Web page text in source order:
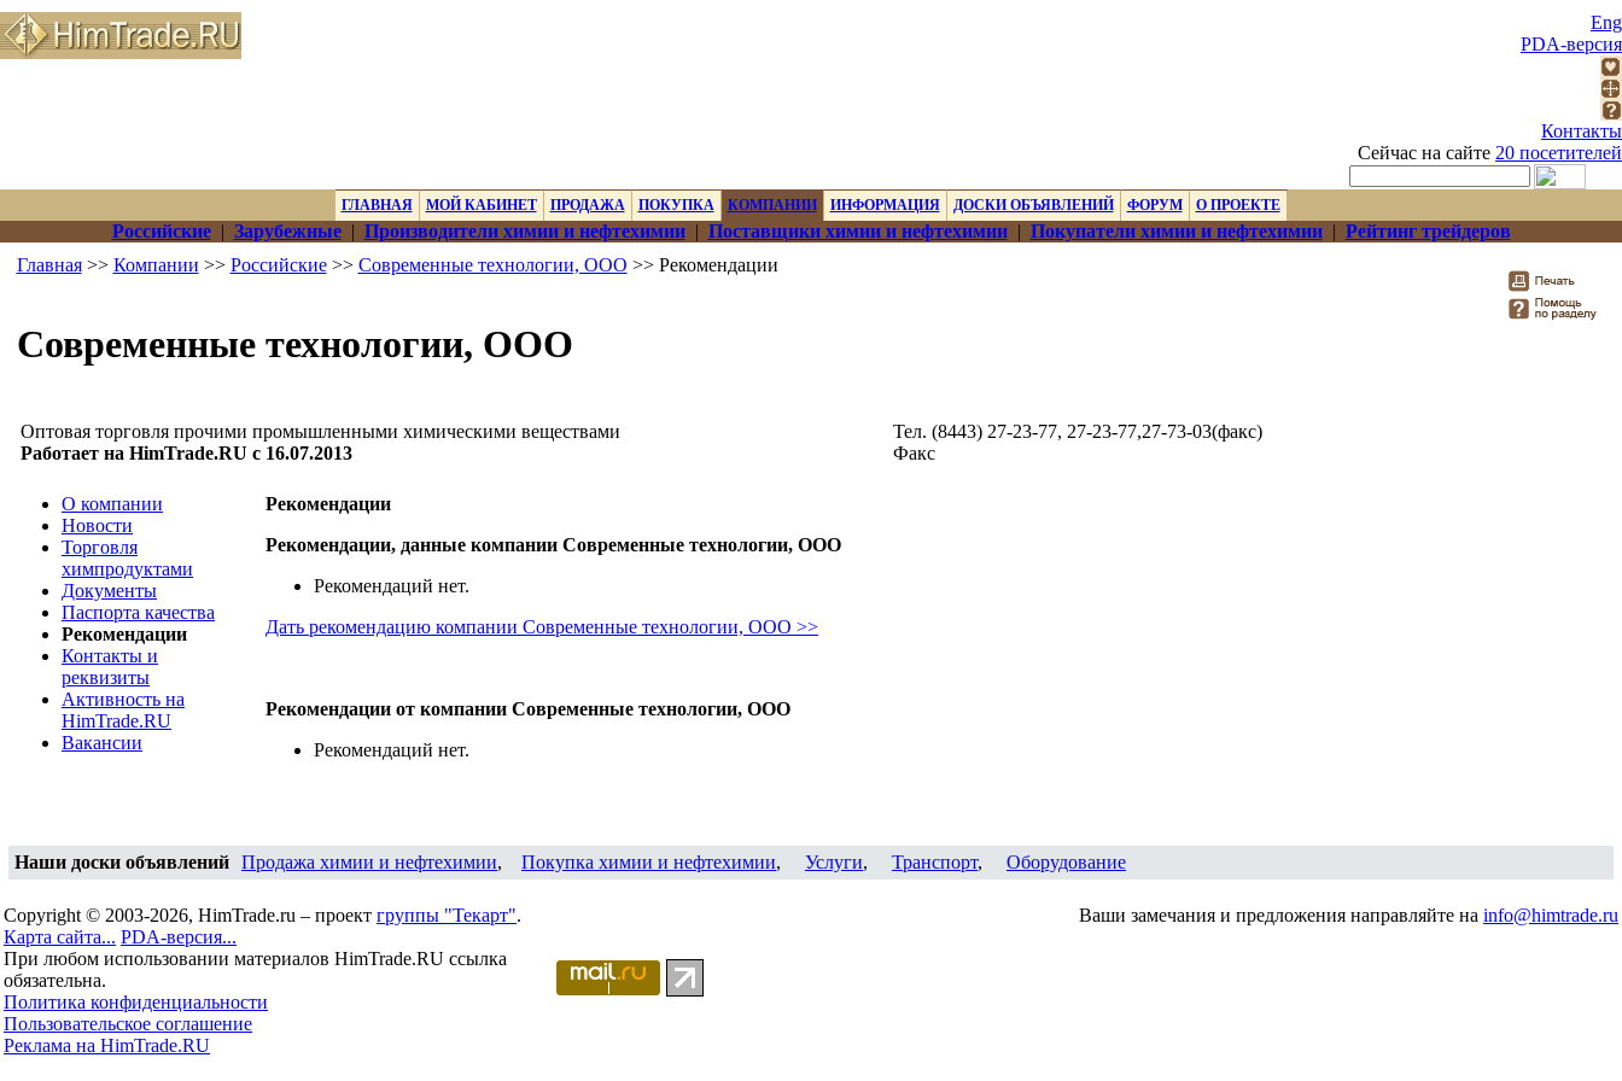
Eng
PDA-версия
Контакты
Сейчас на сайте 20 посетителей
ГЛАВНАЯ МОЙ КАБИНЕТ ПРОДАЖА ПОКУПКА КОМПАНИИ ИНФОРМАЦИЯ ДОСКИ ОБЪЯВЛЕНИЙ ФОРУМ О ПРОЕКТЕ
Российские| Зарубежные| Производители химии и нефтехимии| Поставщики химии и нефтехимии| Покупатели химии и нефтехимии| Рейтинг трейдеров
Главная>> Компании >> Российские>> Современные технологии, ООО >> Рекомендации
Современные технологии, ООО
Оптовая торговля прочими промышленными химическими веществами
Работает на HimTrade.RU с 16.07.2013
Тел. (8443) 27-23-77, 27-23-77,27-73-03(факс)
Факс
О компании
Новости
Торговля
химпродуктами
Документы
Паспорта качества
Рекомендации
Контакты и
реквизиты
Активность на
HimTrade.RU
Вакансии
Рекомендации
Рекомендации, данные компании Современные технологии, ООО
Рекомендаций нет.
Дать рекомендацию компании Современные технологии, ООО >>
Рекомендации от компании Современные технологии, ООО
Рекомендаций нет.
Наши доски объявлений Продажа химии и нефтехимии, Покупка химии и нефтехимии, Услуги, Транспорт, Оборудование
Copyright © 2003-2026, HimTrade.ru – проект группы "Текарт".
Карта сайта... PDA-версия...
При любом использовании материалов HimTrade.RU ссылка
обязательна.
Политика конфиденциальности
Пользовательское соглашение
Реклама на HimTrade.RU
Ваши замечания и предложения направляйте на info@himtrade.ru